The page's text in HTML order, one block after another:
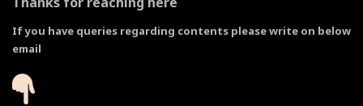
If you have queries regarding contents please write on below
email